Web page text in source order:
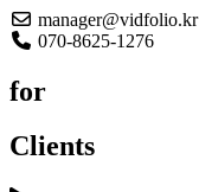
manager@vidfolio.kr
070-8625-1276
for
Clients